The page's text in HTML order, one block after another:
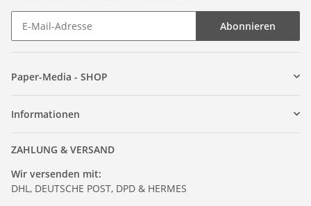
Abonnieren
Paper-Media - SHOP
Informationen
ZAHLUNG & VERSAND
Wir versenden mit:
DHL, DEUTSCHE POST, DPD & HERMES